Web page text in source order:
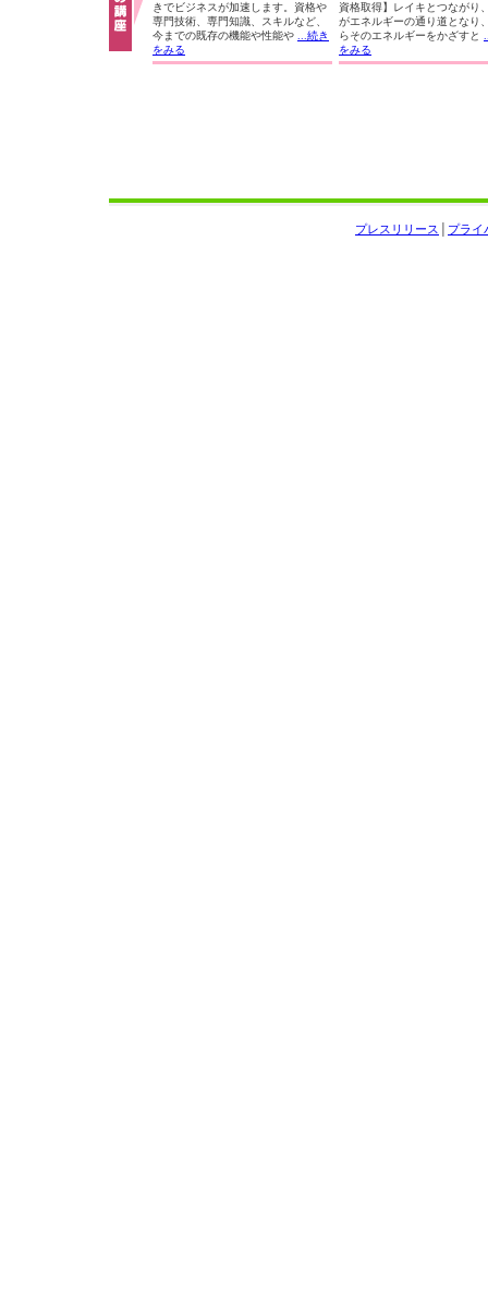
きでビジネスが加速します。資格や
専門技術、専門知識、スキルなど、
今までの既存の機能や性能や
...続き
をみる
資格取得】レイキとつながり
がエネルギーの通り道となり
らそのエネルギーをかざすと
をみる
プライ
プレスリリース